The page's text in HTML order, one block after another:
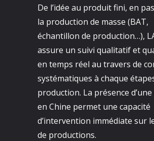
De l’idée au produit fini, en
la production de masse (BAT,
échantillon de production…),
assure un suivi qualitatif et
en temps réel au travers de
systématiques à chaque
production. La présence
en Chine permet une capacité
d’intervention immédiate sur
de productions.